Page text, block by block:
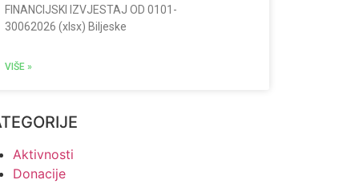
FINANCIJSKI IZVJESTAJ OD 0101-
30062026 (xlsx) Biljeske
VIŠE »
Aktivnosti
Donacije